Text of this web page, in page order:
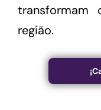
transformam
região.